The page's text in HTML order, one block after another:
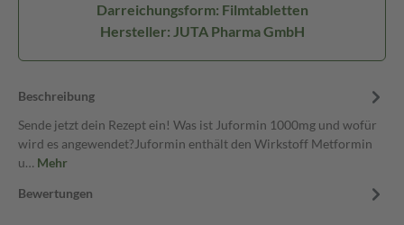
Darreichungsform: Filmtabletten
Hersteller: JUTA Pharma GmbH
Beschreibung
Sende jetzt dein Rezept ein! Was ist Juformin 1000mg und wofür
wird es angewendet?Juformin enthält den Wirkstoff Metformin
u… Mehr
Bewertungen